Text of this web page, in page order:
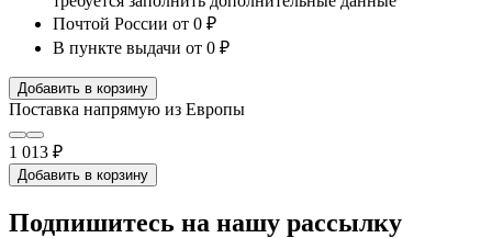
Почтой России от 0 ₽
В пункте выдачи от 0 ₽
Добавить в корзину
Поставка напрямую из Европы
1 013 ₽
Добавить в корзину
Подпишитесь на нашу рассылку